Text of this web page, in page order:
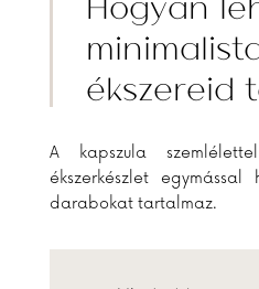
ékszereid
A kapszula
ékszerkészlet egymással
darabokat tartalmaz.